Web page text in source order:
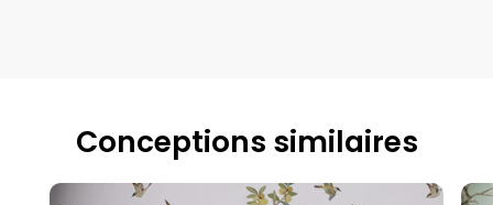
Conceptions similaires